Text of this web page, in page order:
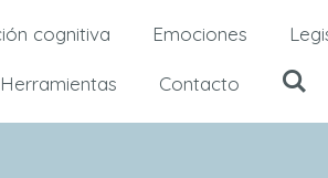
cognitiva Emociones
Herramientas Contacto